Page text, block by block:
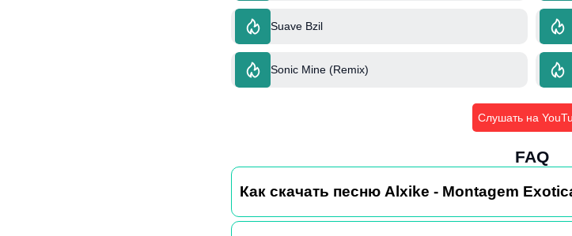
Suave Bzil
Sonic Mine (Remix)
Слушать на
FAQ
Как скачать песню Alxike - Montagem